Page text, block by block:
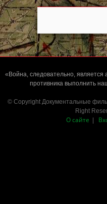
«Война, следовательно, является
противника выполнить
© Copyright Документальные
Right
О сайте